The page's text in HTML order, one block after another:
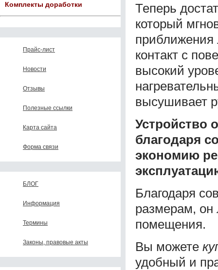
Комплекты доработки
Прайс-лист
Новости
Отзывы
Полезные ссылки
Карта сайта
Форма связи
БЛОГ
Информация
Термины
Законы, правовые акты
Теперь
который
приближения
контакт с
высокий
высушивает
Устройство
благодаря
экономию
Благодаря
размерам, он
помещения.
Вы можете
удобный и